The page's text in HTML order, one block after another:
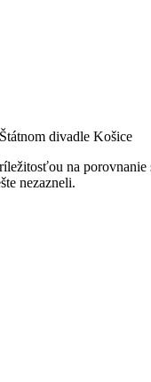
divadle Košice
na
nezazneli.